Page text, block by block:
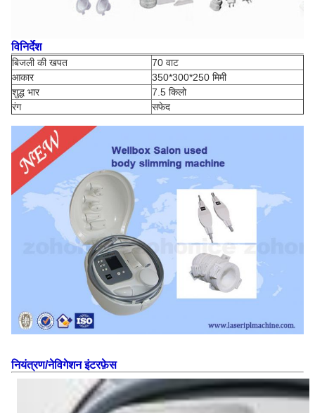
विनिर्देश
बिजली की खपत
70 वाट
आकार
350*300*250 मिमी
शुद्ध भार
7.5 किलो
रंग
सफेद
नियंत्रण/नेविगेशन इंटरफ़ेस